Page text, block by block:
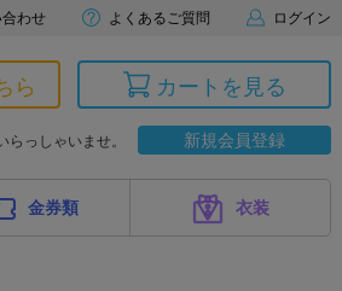
わせ よくあるご質問 ログイン
ら カートを見る
らっしゃいませ。 新規会員登録
金券類 衣装